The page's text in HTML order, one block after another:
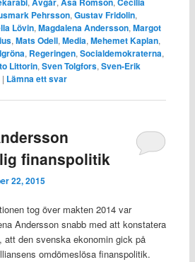
Pehrsson, Gustav Fridolin,
Lövin, Magdalena Andersson, Margot
, Mats Odell, Media, Mehemet Kaplan,
, Regeringen, Socialdemokraterna,
Littorin, Sven Tolgfors, Sven-Erik
| Lämna ett svar
finanspolitik
22, 2015
tog över makten 2014 var
Andersson snabb med att konstatera
att den svenska ekonomin gick på
omdömeslösa finanspolitik.